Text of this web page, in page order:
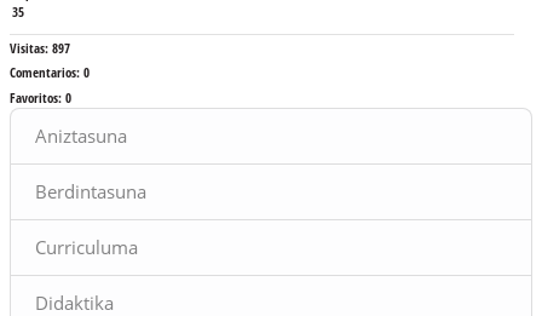
Bloques
Aniztasuna
Berdintasuna
Curriculuma
Didaktika
35
Visitas: 897
Comentarios: 0
Favoritos: 0